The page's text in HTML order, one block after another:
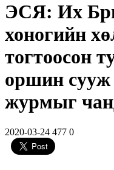
ЭСЯ: Их
хоногийн
тогтоосон
оршин сууж
журмыг
2020-03-24 477 0